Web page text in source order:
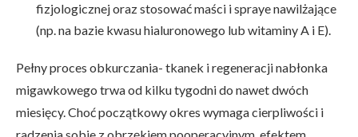
fizjologicznej oraz stosować maści i spraye nawilżające
(np. na bazie kwasu hialuronowego lub witaminy A i E).
Pełny proces obkurczania- tkanek i regeneracji nabłonka
migawkowego trwa od kilku tygodni do nawet dwóch
miesięcy. Choć początkowy okres wymaga cierpliwości i